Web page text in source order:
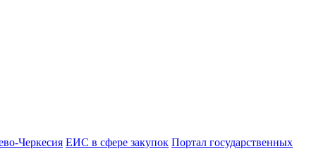
Черкесия ЕИС в сфере закупок Портал государственных